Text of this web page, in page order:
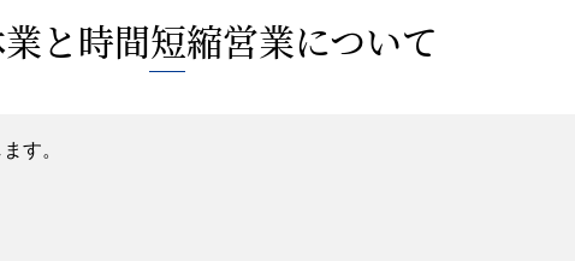
と時間短縮営業について
す。